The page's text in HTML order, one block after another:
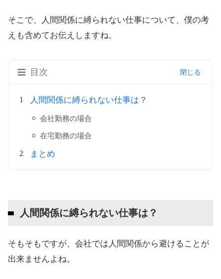
そこで、人間関係に縛られない仕事について、僕の考
えも含めてお伝えしますね。
目次
人間関係に縛られない仕事は？
会社勤務の場合
在宅勤務の場合
まとめ
人間関係に縛られない仕事は？
そもそもですが、会社では人間関係から避けることが
出来ませんよね。